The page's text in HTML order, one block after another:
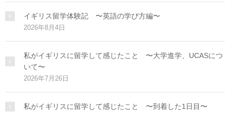
イギリス留学体験記 〜英語の学び方編〜
2026年8月4日
私がイギリスに留学して感じたこと 〜大学進学、UCASにつ
いて〜
2026年7月26日
私がイギリスに留学して感じたこと 〜到着した1日目〜